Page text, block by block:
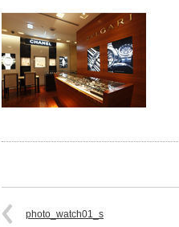
photo_watch01_s